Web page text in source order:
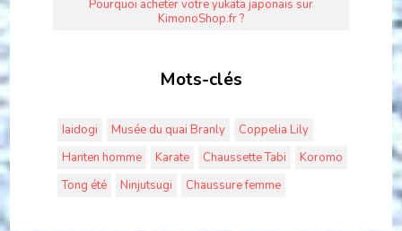
Pourquoi acheter votre yukata japonais sur
KimonoShop.fr ?
Mots-clés
Iaidogi Musée du quai Branly
Coppelia Lily
Hanten homme
Karate Chaussette Tabi
Koromo
Tong été
Ninjutsugi Chaussure femme